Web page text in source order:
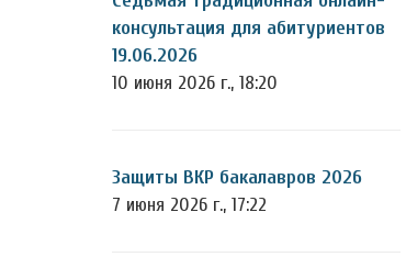
консультация для абитуриентов
19.06.2026
10 июня 2026 г., 18:20
Защиты ВКР бакалавров 2026
7 июня 2026 г., 17:22